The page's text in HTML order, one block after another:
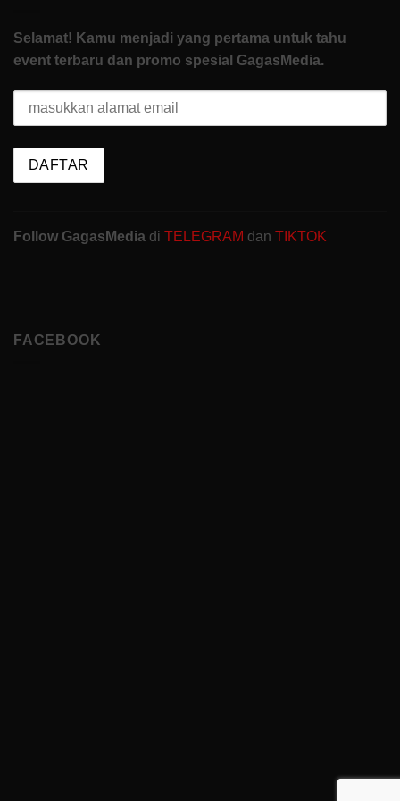
Selamat! Kamu menjadi yang pertama untuk tahu
event terbaru dan promo spesial GagasMedia.
Follow GagasMedia di TELEGRAM dan TIKTOK
FACEBOOK